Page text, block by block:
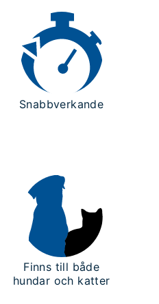
Snabbverkande
Finns till både
hundar och katter